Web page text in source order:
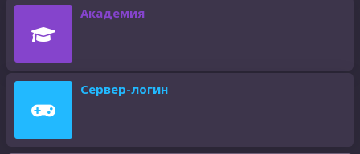
Академия
Сервер-логин